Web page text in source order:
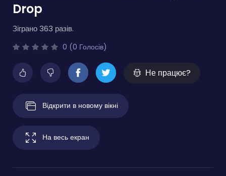
Drop
Зіграно 363 разів.
0 (0 Голосів)
Не працює?
Відкрити в новому вікні
На весь екран